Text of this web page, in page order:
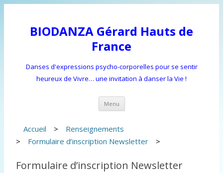
BIODANZA Gérard Hauts de
France
Danses d'expressions psycho-corporelles pour se sentir
heureux de Vivre… une invitation à danser la Vie !
Menu Aller
contenu
Accueil >
Renseignements
>
Formulaire d’inscription Newsletter >
Formulaire d’inscription Newsletter